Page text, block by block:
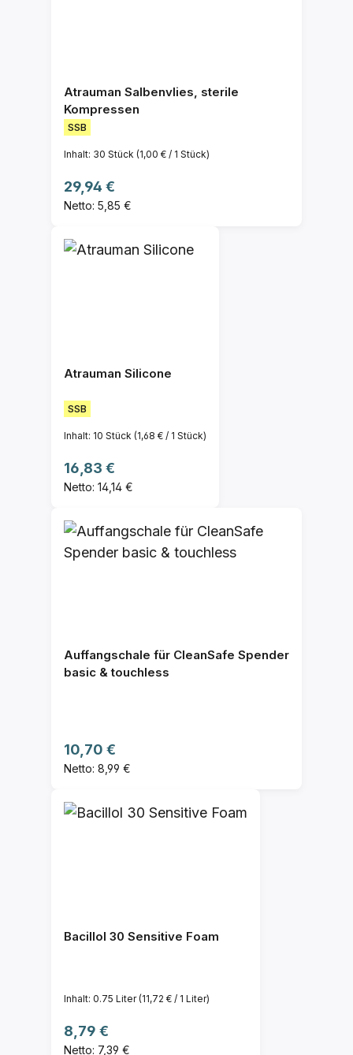
Atrauman Salbenvlies, sterile
Kompressen
SSB
Inhalt: 30 Stück (1,00 € / 1 Stück)
Regulärer Preis:
29,94 €
Netto: 5,85 €
Atrauman Silicone
SSB
Inhalt: 10 Stück (1,68 € / 1 Stück)
Regulärer Preis:
16,83 €
Netto: 14,14 €
Auffangschale für CleanSafe Spender
basic & touchless
Regulärer Preis:
10,70 €
Netto: 8,99 €
Bacillol 30 Sensitive Foam
Inhalt: 0.75 Liter(11,72 € / 1 Liter)
Regulärer Preis:
8,79 €
Netto: 7,39 €